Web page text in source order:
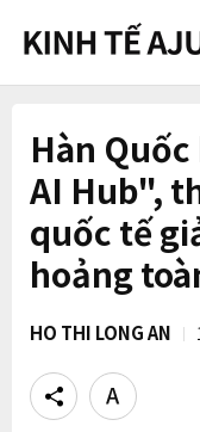
Hàn
AI Hub",
quốc tế
hoảng
HO THI LONG AN
Share
Text
size